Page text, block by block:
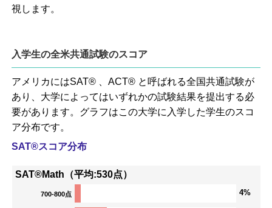
視します。
入学生の全米共通試験のスコア
アメリカにはSAT® 、ACT® と呼ばれる全国共通試験が
あり、大学によってはいずれかの試験結果を提出する必
要があります。グラフはこの大学に入学した学生のスコ
ア分布です。
SAT®スコア分布
SAT®Math（平均:530点）
700-800点 4%